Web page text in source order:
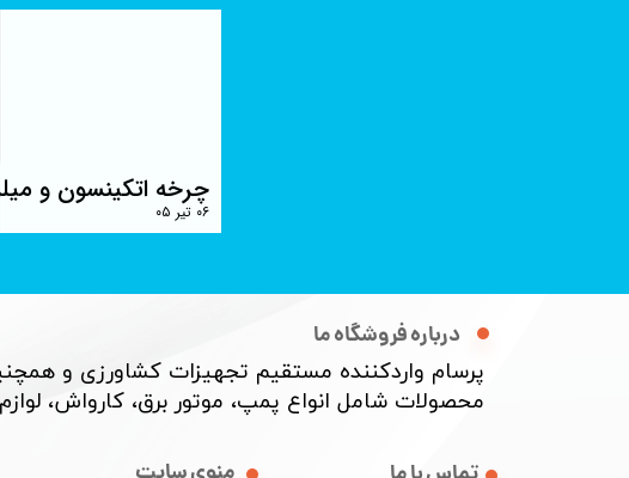
چرخه اتکینسون و
۰۶ تیر ۰۵
درباره فروشگاه ما
پرسام واردکننده مستقیم تجهیزات کشاورزی و
محصولات شامل انواع پمپ، موتور برق، کارواش،